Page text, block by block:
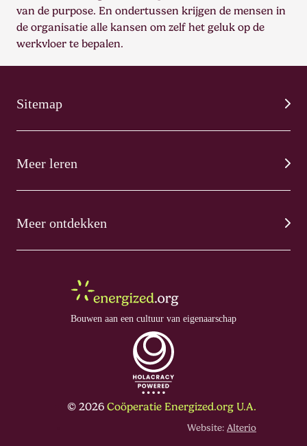
van de purpose. En ondertussen krijgen de mensen in
de organisatie alle kansen om zelf het geluk op de
werkvloer te bepalen.
Sitemap
Meer leren
Meer ontdekken
Bouwen aan een cultuur van eigenaarschap
© 2026 Coöperatie Energized.org U.A.
Website: Alterio